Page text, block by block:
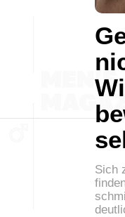
Sich